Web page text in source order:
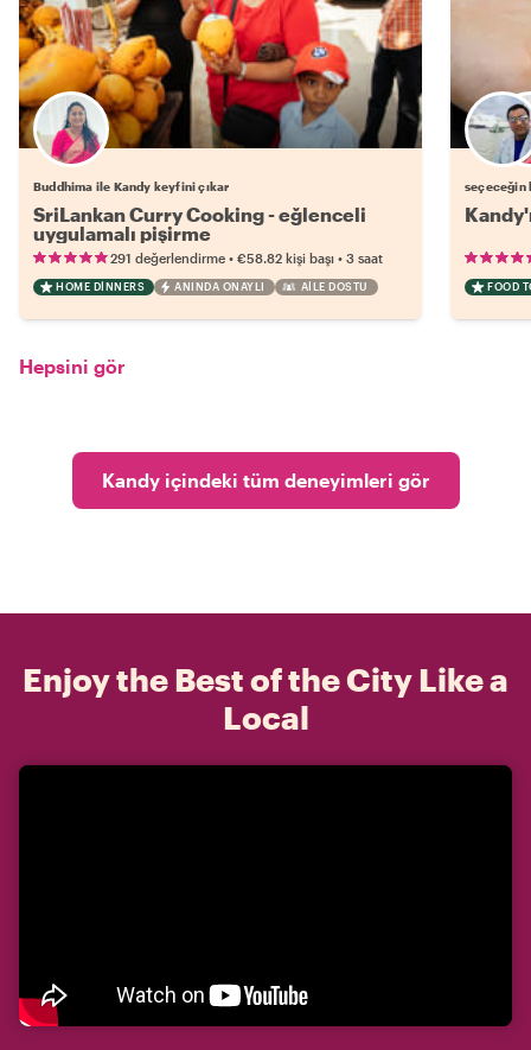
Buddhima ile Kandy keyfini çıkar
SriLankan Curry Cooking - eğlenceli
uygulamalı pişirme
291 değerlendirme • €58.82 kişi başı • 3 saat
HOME DINNERS ANINDA ONAYLI AILE DOSTU
seçeceğin
FOOD
Hepsini gör
Kandy içindeki tüm deneyimleri gör
Enjoy the Best of the City Like a
Local